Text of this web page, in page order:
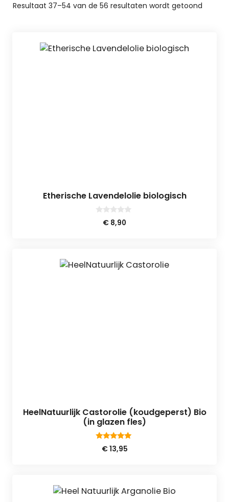
Resultaat 37–54 van de 56 resultaten wordt getoond
Etherische Lavendelolie biologisch
€ 8,90
HeelNatuurlijk Castorolie (koudgeperst) Bio
(in glazen fles)
5.00
van 5
€13,95